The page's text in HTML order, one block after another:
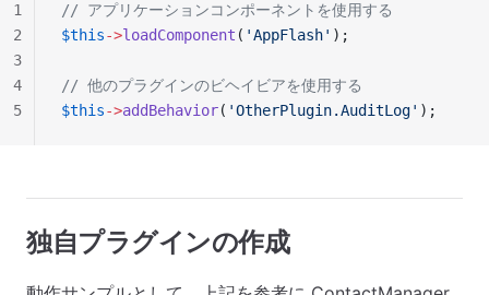
// アプリケーションコンポーネントを使用する
$this->loadComponent ( 'AppFlash' );
// 他のプラグインのビヘイビアを使用する
$this->addBehavior( 'OtherPlugin.AuditLog' );
1
2
3
4
5
独自プラグインの作成